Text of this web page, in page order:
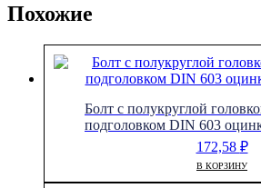
Похожие
Болт с полукруглой
подголовком DIN 603
172,58 ₽
В КОРЗИНУ